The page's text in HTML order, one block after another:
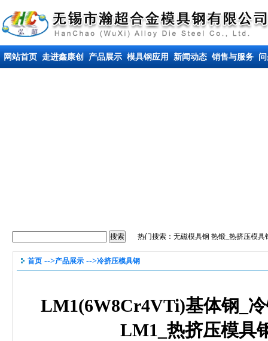
网站首页 走进鑫康创 产品展示 模具钢应用 新闻动态 销售与服务
热门搜索： 无磁模具钢 热锻_热挤压模具
首页 -->产品展示 -->冷挤压模具钢
LM1(6W8Cr4VTi)基体钢_
LM1_热挤压模具